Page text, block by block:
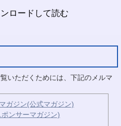
いただくためには、下記のメルマ
ガジン(公式マガジン)
ンサーマガジン)